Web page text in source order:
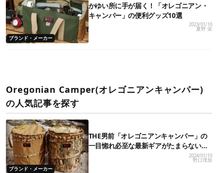
ブランド・メーカー
かゆい所に手が届く！「オレゴニアン・
キャンパー」の便利グッズ10選
2023/01/10
夏野 栄
Oregonian Camper(オレゴニアンキャンパー)
の人気記事を探す
ブランド・メーカー
THE男前「オレゴニアンキャンパー」の
一目惚れ必至な最新ギアがたまらない
ッ！
2024/01/10
野口理加